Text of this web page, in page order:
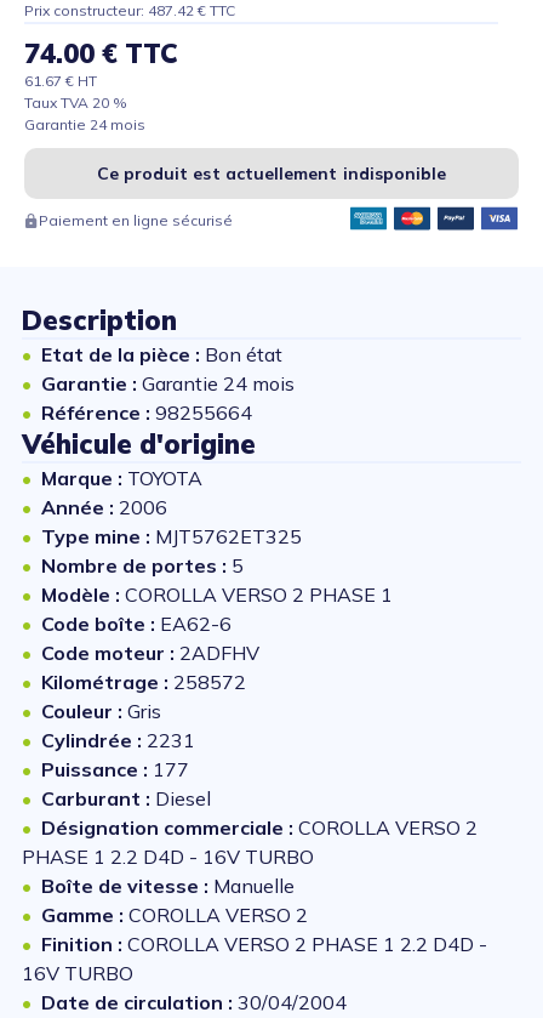
Prix constructeur: 487.42 € TTC
74.00 € TTC
61.67 € HT
Taux TVA 20 %
Garantie 24 mois
Ce produit est actuellement indisponible
Paiement en ligne sécurisé
Description
Etat de la pièce : Bon état
Garantie : Garantie 24 mois
Référence : 98255664
Véhicule d'origine
Marque : TOYOTA
Année : 2006
Type mine : MJT5762ET325
Nombre de portes : 5
Modèle : COROLLA VERSO 2 PHASE 1
Code boîte : EA62-6
Code moteur : 2ADFHV
Kilométrage : 258572
Couleur : Gris
Cylindrée : 2231
Puissance : 177
Carburant : Diesel
Désignation commerciale : COROLLA VERSO 2
PHASE 1 2.2 D4D - 16V TURBO
Boîte de vitesse : Manuelle
Gamme : COROLLA VERSO 2
Finition : COROLLA VERSO 2 PHASE 1 2.2 D4D -
16V TURBO
Date de circulation : 30/04/2004